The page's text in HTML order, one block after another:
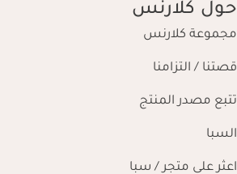
حول كلارنس
مجموعة كلارنس
قصتنا / التزامنا
تتبع مصدر المنتج
السبا
اعثر على متجر / سبا